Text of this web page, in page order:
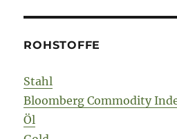
ROHSTOFFE
Stahl
Bloomberg Commodity
Öl